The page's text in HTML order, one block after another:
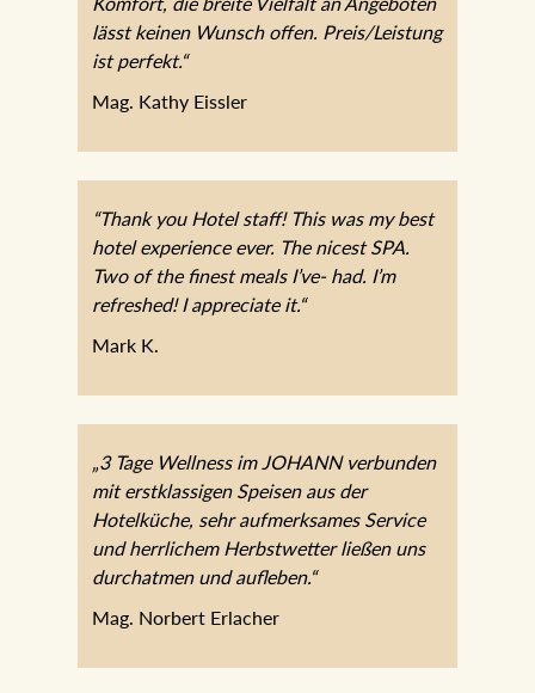
Hawaii und Südkorea. Der Service, der
lässt keinen Wunsch offen.
Preis/Leistung ist perfekt.“
Mag. Kathy Eissler
“Thank you Hotel staff! This was my best
hotel experience ever. The nicest SPA.
refreshed! I appreciate it.“
Mark K.
„3 Tage Wellness im JOHANN
verbunden mit erstklassigen Speisen aus
der Hotelküche, sehr aufmerksames
ließen uns durchatmen und aufleben.“
Mag. Norbert Erlacher